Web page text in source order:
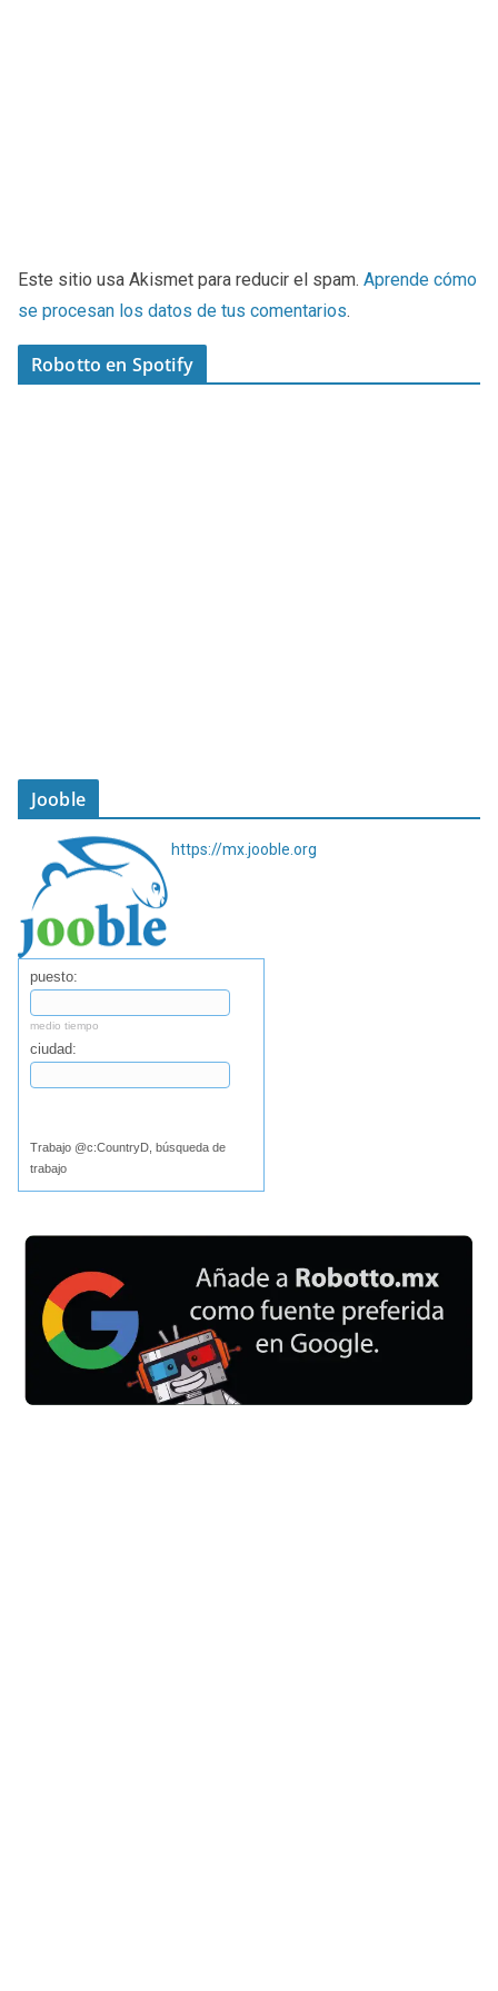
Este sitio usa Akismet para reducir el spam. Aprende cómo
se procesan los datos de tus comentarios.
Robotto en Spotify
Jooble
https://mx.jooble.org
puesto:
medio tiempo
ciudad:
Trabajo @c:CountryD, búsqueda de
trabajo